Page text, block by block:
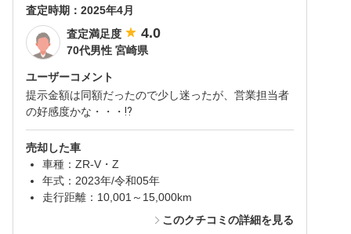
査定時期： 2025年4月
査定満足度
4.0
70代男性 宮崎県
ユーザーコメント
提示金額は同額だったので少し迷ったが、営業担当者
の好感度かな・・・⁉
売却した車
車種：ZR-V・Z
年式：2023年/令和05年
走行距離：10,001～15,000km
このクチコミの詳細を見る